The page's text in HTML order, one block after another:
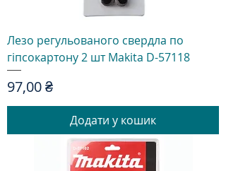
Лезо регульованого свердла по
гіпсокартону 2 шт Makita D-57118
Ціна
97,00 ₴
Додати у кошик